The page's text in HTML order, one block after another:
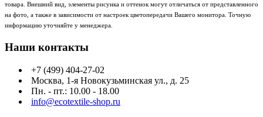
товара. Внешний вид, элементы рисунка и оттенок могут отличаться от представленного
на фото, а также в зависимости от настроек цветопередачи Вашего монитора. Точную
информацию уточняйте у менеджера.
Наши контакты
+7 (499) 404-27-02
Москва, 1-я Новокузьминская ул., д. 25
Пн. - пт.: 10.00 - 18.00
info@ecotextile-shop.ru